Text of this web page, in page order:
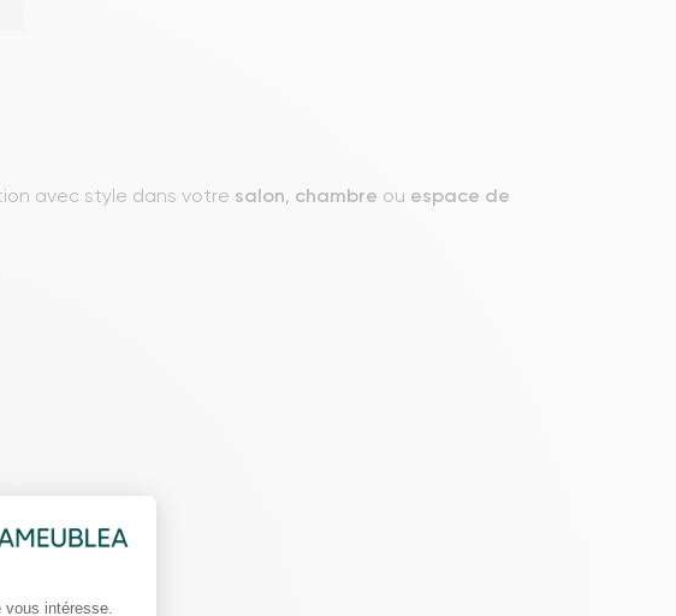
avec style dans votre salon, chambre ou espace de